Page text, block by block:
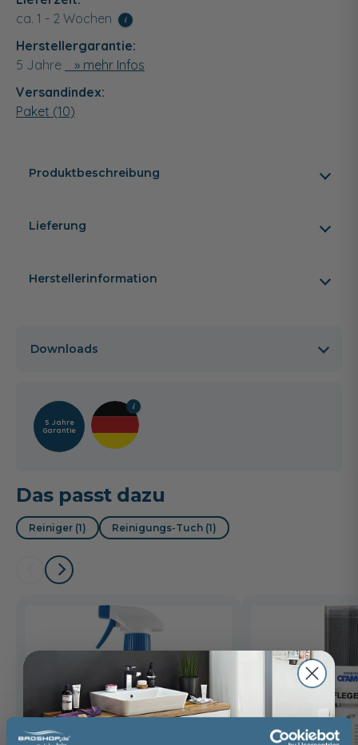
ca. 1 - 2 Wochen
i
Herstellergarantie:
5 Jahre
» mehr Infos
Versandindex:
Paket (10)
Produktbeschreibung
Lieferung
Herstellerinformation
Downloads
5 Jahre
Garantie
Das passt dazu
Reiniger (1) Reinigungs-Tuch (1)